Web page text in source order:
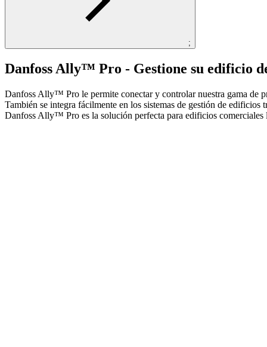
;
Danfoss Ally™ Pro - Gestione su edificio
Danfoss Ally™ Pro le permite conectar y controlar nuestra gama de
También se integra fácilmente en los sistemas de gestión de
Danfoss Ally™ Pro es la solución perfecta para edificios